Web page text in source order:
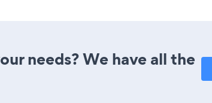
needs? We have all the